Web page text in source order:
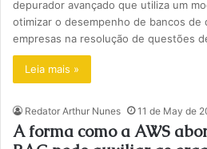
depurador avançado que utiliza um
otimizar o desempenho de bancos de
empresas na resolução de questões
Leia mais »
Redator Arthur Nunes 11 de May de
A forma como a AWS